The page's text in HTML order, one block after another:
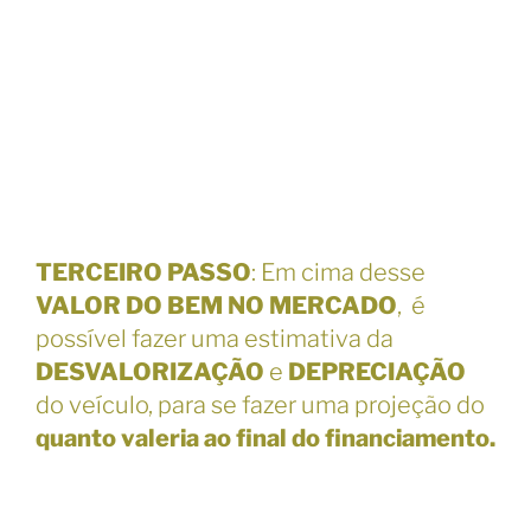
TERCEIRO PASSO: Em cima desse
VALOR DO BEM NO MERCADO, é
possível fazer uma estimativa da
DESVALORIZAÇÃO e DEPRECIAÇÃO
do veículo, para se fazer uma projeção do
quanto valeria ao final do financiamento.